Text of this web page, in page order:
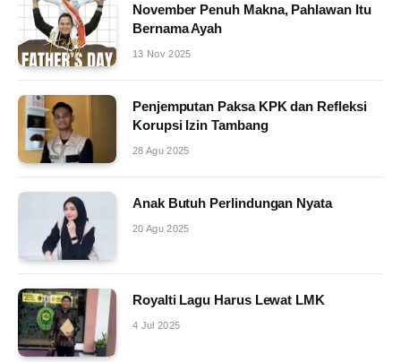
November Penuh Makna, Pahlawan Itu
Bernama Ayah
13 Nov 2025
Penjemputan Paksa KPK dan Refleksi
Korupsi Izin Tambang
28 Agu 2025
Anak Butuh Perlindungan Nyata
20 Agu 2025
Royalti Lagu Harus Lewat LMK
4 Jul 2025